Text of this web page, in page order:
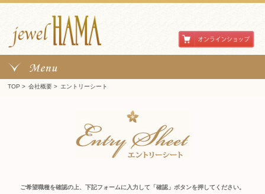
TOP > 会社概要 > エントリーシート
ご希望職種を確認の上、下記フォームに入力して「確認」ボタンを押してください。